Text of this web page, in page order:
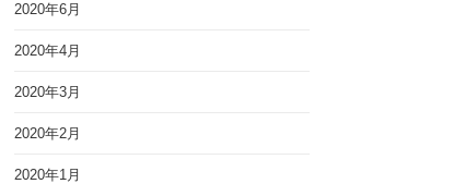
2020年6月
2020年4月
2020年3月
2020年2月
2020年1月